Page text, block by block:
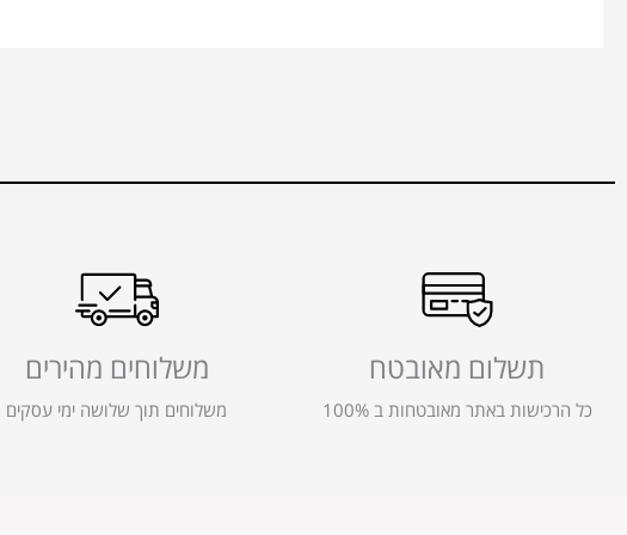
תשלום מאובטח
כל הרכישות באתר מאובטחות ב 100%
משלוחים מהירים
משלוחים תוך שלושה ימי עסקים